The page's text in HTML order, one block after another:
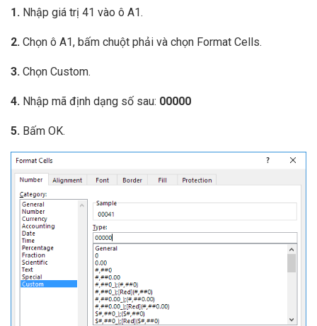
1. Nhập giá trị 41 vào ô A1.
2. Chọn ô A1, bấm chuột phải và chọn Format Cells.
3. Chọn Custom.
4. Nhập mã định dạng số sau: 00000
5. Bấm OK.